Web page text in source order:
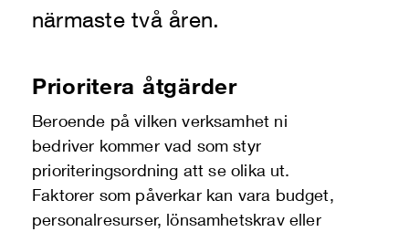
närmaste två åren.
Prioritera åtgärder
Beroende på vilken verksamhet ni
bedriver kommer vad som styr
prioriteringsordning att se olika ut.
Faktorer som påverkar kan vara budget,
personalresurser, lönsamhetskrav eller